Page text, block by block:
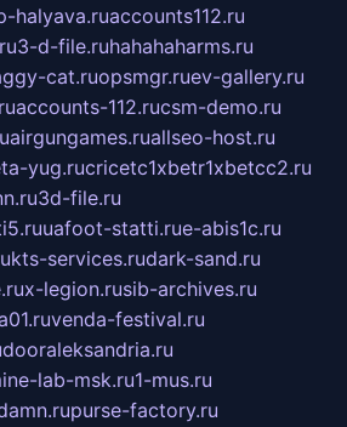
halyava.ruaccounts112.ru
3-d-file.ruhahahaharms.ru
cat.ruopsmgr.ruev-gallery.ru
accounts-112.rucsm-demo.ru
airgungames.ruallseo-host.ru
yug.rucricetc1xbetr1xbetcc2.ru
3d-file.ru
uafoot-statti.rue-abis1c.ru
kts-services.rudark-sand.ru
x-legion.rusib-archives.ru
venda-festival.ru
dooraleksandria.ru
lab-msk.ru1-mus.ru
purse-factory.ru